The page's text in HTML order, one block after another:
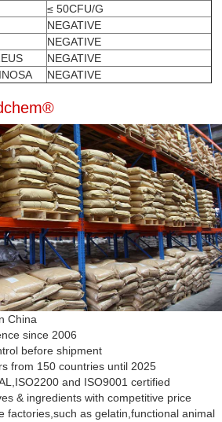
≤ 50CFU/G
NEGATIVE
NEGATIVE
NEGATIVE
NEGATIVE
China
since 2006
before shipment
from 150 countries until 2025
and ISO9001 certified
& ingredients with competitive price
factories,such as gelatin,functional animal